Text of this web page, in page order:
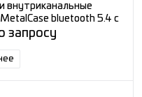
внутриканальные
bluetooth 5.4 с
графит
запросу